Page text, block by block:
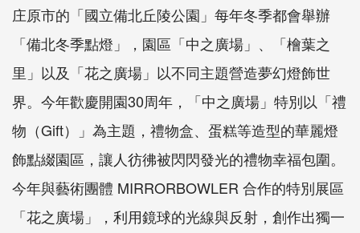
庄原市的「國立備北丘陵公園」每年冬季都會舉辦
「備北冬季點燈」，園區「中之廣場」、「檜葉之
里」以及「花之廣場」以不同主題營造夢幻燈飾世
界。今年歡慶開園30周年，「中之廣場」特別以「禮
物（Gift）」為主題，禮物盒、蛋糕等造型的華麗燈
飾點綴園區，讓人彷彿被閃閃發光的禮物幸福包圍。
今年與藝術團體 MIRRORBOWLER 合作的特別展區
「花之廣場」，利用鏡球的光線與反射，創作出獨一